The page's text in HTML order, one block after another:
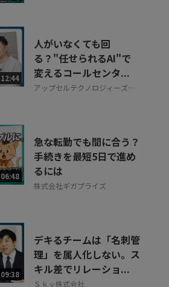
12:44
人がいなくても回
る？"任せられるAI"で
変えるコールセンタ...
アップセルテクノロジィーズ株
06:48
急な転勤でも間に合う？
手続きを最短5日で進め
るには
株式会社ギガプライズ
09:38
デキるチームは「名刺管
理」を属人化しない。ス
キル差でリレーショ...
Ｓｋｙ株式会社